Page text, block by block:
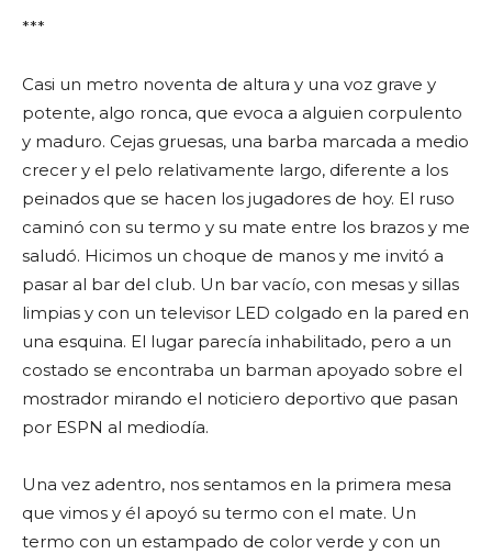
***
Casi un metro noventa de altura y una voz grave y
potente, algo ronca, que evoca a alguien corpulento
y maduro. Cejas gruesas, una barba marcada a medio
crecer y el pelo relativamente largo, diferente a los
peinados que se hacen los jugadores de hoy. El ruso
caminó con su termo y su mate entre los brazos y me
saludó. Hicimos un choque de manos y me invitó a
pasar al bar del club. Un bar vacío, con mesas y sillas
limpias y con un televisor LED colgado en la pared en
una esquina. El lugar parecía inhabilitado, pero a un
costado se encontraba un barman apoyado sobre el
mostrador mirando el noticiero deportivo que pasan
por ESPN al mediodía.
Una vez adentro, nos sentamos en la primera mesa
que vimos y él apoyó su termo con el mate. Un
termo con un estampado de color verde y con un